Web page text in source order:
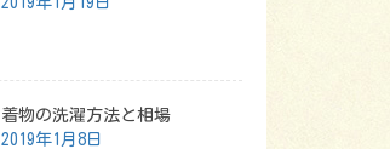
着物の洗濯方法と相場
2019年1月8日